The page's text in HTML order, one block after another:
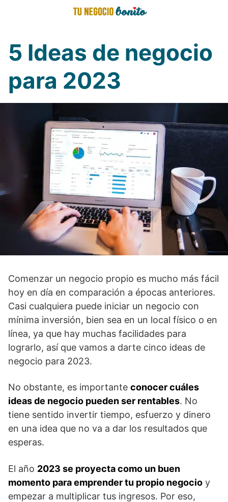
5 Ideas de negocio
para 2023
Comenzar un negocio propio es mucho más fácil
hoy en día en comparación a épocas anteriores.
Casi cualquiera puede iniciar un negocio con
mínima inversión, bien sea en un local físico o en
línea, ya que hay muchas facilidades para
lograrlo, así que vamos a darte cinco ideas de
negocio para 2023.
No obstante, es importante conocer cuáles
ideas de negocio pueden ser rentables. No
tiene sentido invertir tiempo, esfuerzo y dinero
en una idea que no va a dar los resultados que
esperas.
El año 2023 se proyecta como un buen
momento para emprender tu propio negocio y
empezar a multiplicar tus ingresos. Por eso,